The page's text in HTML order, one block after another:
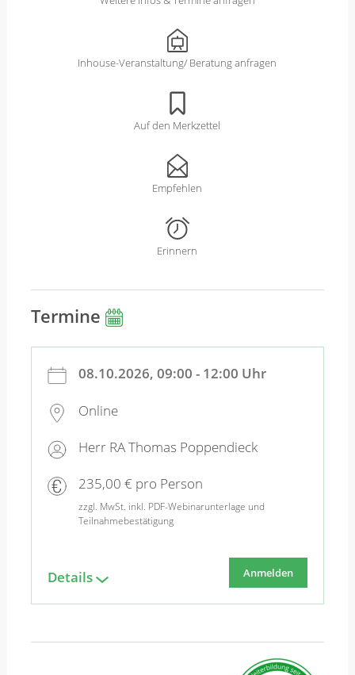
Inhouse-Veranstaltung/ Beratung anfragen
Auf den Merkzettel
Empfehlen
Erinnern
Termine
08.10.2026, 09:00 - 12:00 Uhr
Online
Herr RA Thomas Poppendieck
235,00 € pro Person
zzgl. MwSt. inkl. PDF-Webinarunterlage und
Teilnahmebestätigung
Details Anmelden